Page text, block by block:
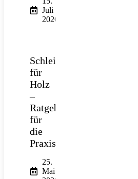
Juli
2026
Schleifpapier
für
Holz
–
Ratgeber
für
die
Praxis
25.
Mai